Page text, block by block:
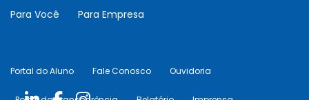
Para Você Para Empresa
Portal do Aluno Fale Conosco Ouvidoria